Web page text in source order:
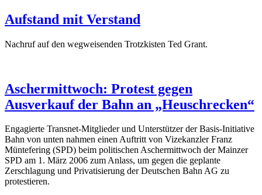
Aufstand mit Verstand
Nachruf auf den wegweisenden Trotzkisten Ted Grant.
Aschermittwoch: Protest gegen
Ausverkauf der Bahn an „Heuschrecken“
Engagierte Transnet-Mitglieder und Unterstützer der Basis-Initiative
Bahn von unten nahmen einen Auftritt von Vizekanzler Franz
Müntefering (SPD) beim politischen Aschermittwoch der Mainzer
SPD am 1. März 2006 zum Anlass, um gegen die geplante
Zerschlagung und Privatisierung der Deutschen Bahn AG zu
protestieren.